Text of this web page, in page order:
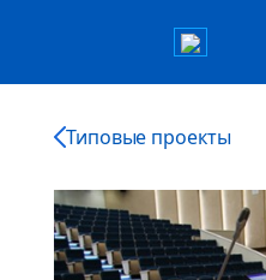
Типовые проекты